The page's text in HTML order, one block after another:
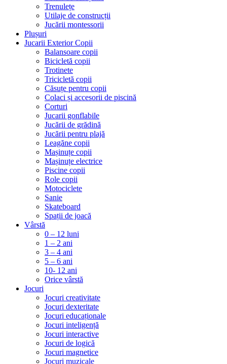
Trenulețe
Utilaje de construcții
Jucării montessorii
Plușuri
Jucarii Exterior Copii
Balansoare copii
Bicicletă copii
Trotinete
Tricicletă copii
Căsuțe pentru copii
Colaci și accesorii de piscină
Corturi
Jucarii gonflabile
Jucării de grădină
Jucării pentru plajă
Leagăne copii
Mașinuțe copii
Mașinuțe electrice
Piscine copii
Role copii
Motociclete
Sanie
Skateboard
Spații de joacă
Vârstă
0 – 12 luni
1 – 2 ani
3 – 4 ani
5 – 6 ani
10- 12 ani
Orice vârstă
Jocuri
Jocuri creativitate
Jocuri dexteritate
Jocuri educaționale
Jocuri inteligență
Jocuri interactive
Jocuri de logică
Jocuri magnetice
Jocuri muzicale